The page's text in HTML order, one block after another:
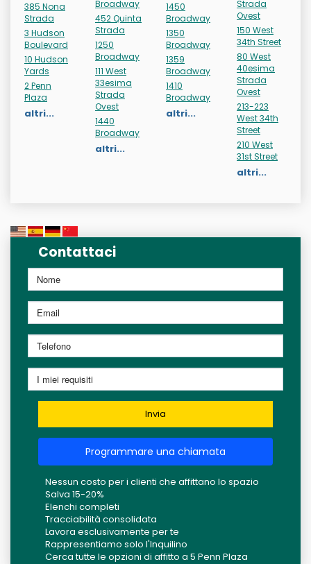
385 Nona
Strada
3 Hudson
Boulevard
10 Hudson
Yards
2 Penn
Plaza
altri...
Broadway
452 Quinta
Strada
1250
Broadway
111 West
33esima
Strada
Ovest
1440
Broadway
altri...
1450
Broadway
1350
Broadway
1359
Broadway
1410
Broadway
altri...
Strada
Ovest
150 West
34th Street
80 West
40esima
Strada
Ovest
213-223
West 34th
Street
210 West
31st Street
altri...
Contattaci
Invia
Programmare una chiamata
Nessun costo per i clienti che affittano lo spazio
Salva 15-20%
Elenchi completi
Tracciabilità consolidata
Lavora esclusivamente per te
Rappresentiamo solo l'Inquilino
Cerca tutte le opzioni di affitto a 5 Penn Plaza